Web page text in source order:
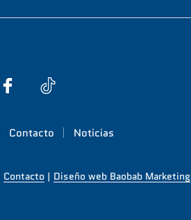
Contacto Noticias
Contacto | Diseño web Baobab Marketing